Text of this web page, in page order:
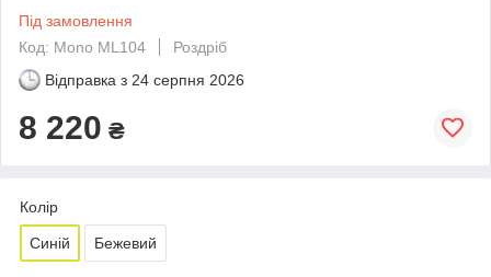
Під замовлення
Код: Mono ML104
Роздріб
Відправка з 24 серпня 2026
8 220 ₴
Колір
Синій Бежевий